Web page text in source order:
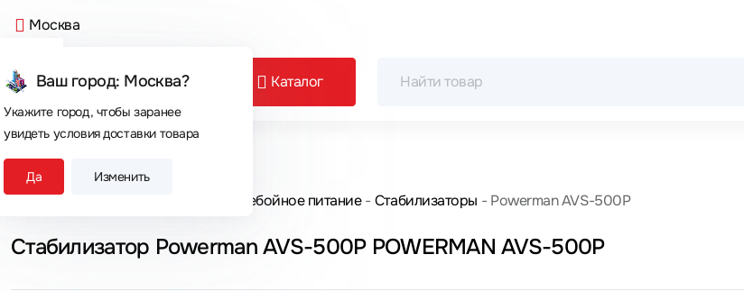
Москва
Ваш город: Москва?
Укажите город, чтобы заранее
увидеть условия доставки товара
Да Изменить
Каталог
Сегодня покупают
Главная Бесперебойное питание Стабилизаторы Powerman AVS-500P
Стабилизатор Powerman AVS-500P POWERMAN AVS-500P